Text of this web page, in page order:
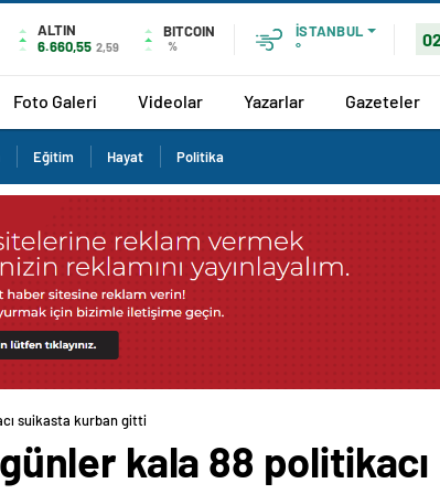
ALTIN
6.660,55 2,59
BITCOIN
%
İSTANBUL
°
Foto Galeri Videolar Yazarlar Gazeteler
Eğitim Hayat Politika
suikasta kurban gitti
kala 88 politikacı